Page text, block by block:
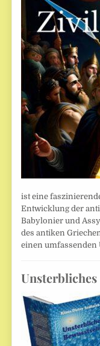
ist eine
Entwicklung der
Babylonier und
des antiken
einen
Unsterbliches